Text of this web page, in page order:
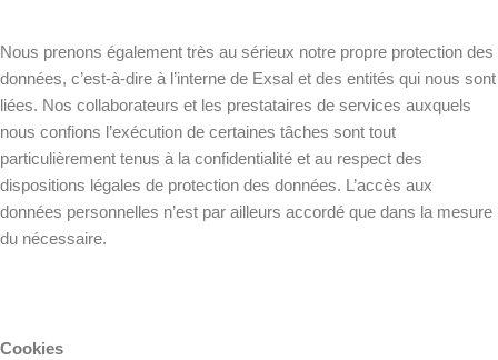
Nous prenons également très au sérieux notre propre protection des
données, c’est-à-dire à l’interne de Exsal et des entités qui nous sont
liées. Nos collaborateurs et les prestataires de services auxquels
nous confions l’exécution de certaines tâches sont tout
particulièrement tenus à la confidentialité et au respect des
dispositions légales de protection des données. L’accès aux
données personnelles n’est par ailleurs accordé que dans la mesure
du nécessaire.
Cookies